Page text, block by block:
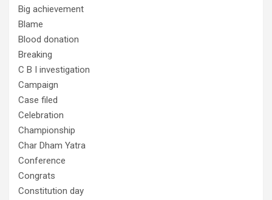
Big achievement
Blame
Blood donation
Breaking
C B I investigation
Campaign
Case filed
Celebration
Championship
Char Dham Yatra
Conference
Congrats
Constitution day